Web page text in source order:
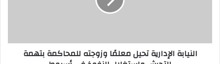
النيابة الإدارية تحيل معلمًا وزوجته للمحاكمة بتهمة